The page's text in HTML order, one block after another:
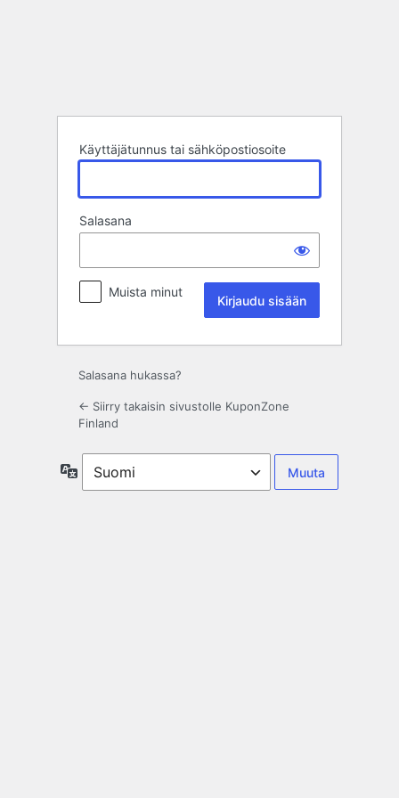
Käyttäjätunnus tai sähköpostiosoite
Salasana
Muista minut
Salasana hukassa?
← Siirry takaisin sivustolle KuponZone
Finland
Kieli